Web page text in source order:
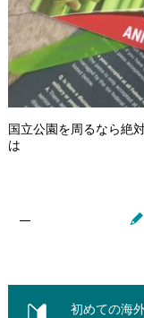
国立公園を周るなら絶
は
初めての海